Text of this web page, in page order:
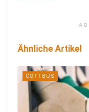
Ähnliche Artikel
COTTBUS